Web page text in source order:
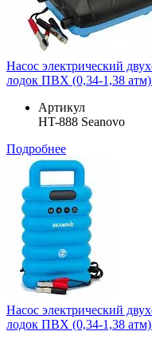
Насос электрический
лодок ПВХ (0,34-1,38 атм)
Артикул
HT-888 Seanovo
Подробнее
Насос электрический
лодок ПВХ (0,34-1,38 атм)